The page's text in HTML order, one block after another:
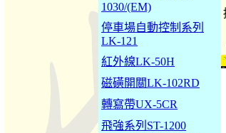
1030/(EM)
停車場自動控制系列
LK-121
紅外線LK-50H
磁磺開關LK-102RD
轉寫帶UX-5CR
飛強系列ST-1200